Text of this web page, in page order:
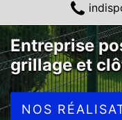
Entreprise
grillage et
NOS